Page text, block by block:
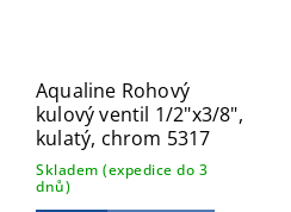
Aqualine Rohový
kulový ventil 1/2"x3/8",
kulatý, chrom 5317
Skladem (expedice do 3
dnů)